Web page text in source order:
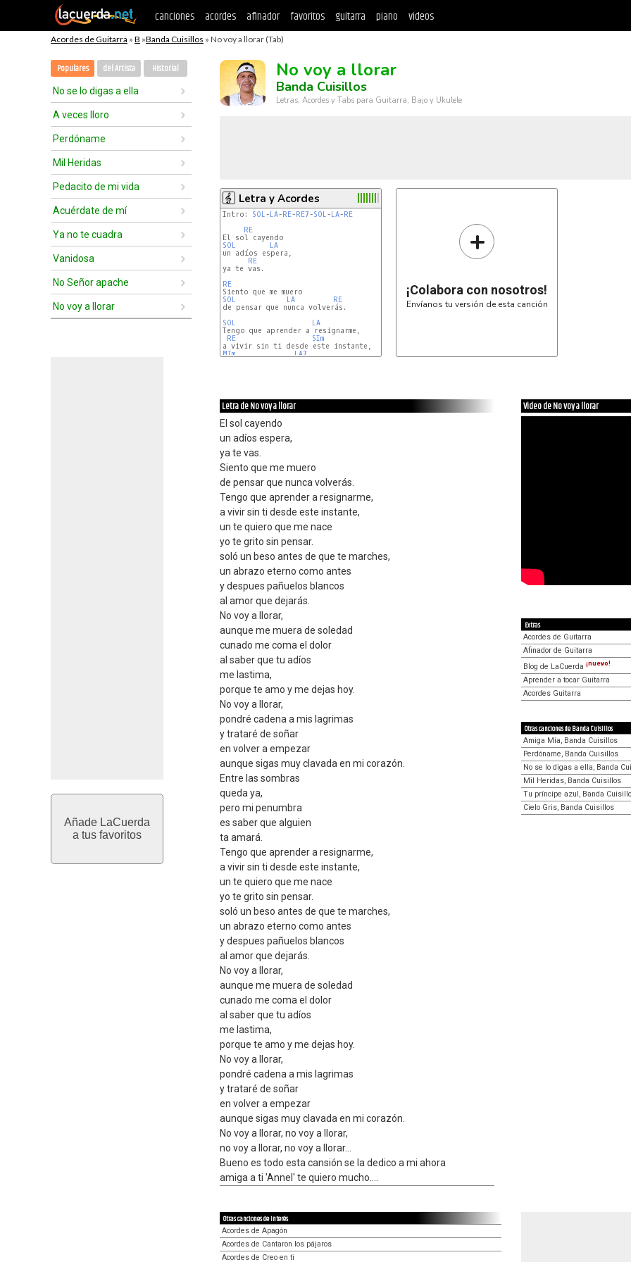
canciones acordes afinador favoritos guitarra piano videos
Acordes de Guitarra » B »Banda Cuisillos » No voy a llorar (Tab)
Populares del Artista Historial
No se lo digas a ella
A veces lloro
Perdóname
Mil Heridas
Pedacito de mi vida
Acuérdate de mí
Ya no te cuadra
Vanidosa
No Señor apache
No voy a llorar
Añade LaCuerda
a tus favoritos
No voy a llorar
Banda Cuisillos
Letras, Acordes y Tabs para Guitarra, Bajo y Ukulele
Letra y Acordes
Intro: SOL-LA-RE-RE7-SOL-LA-RE
RE
SOL
LA
un adíos espera,
RE
ya te vas.
RE
SOL
LA
RE
de pensar que nunca volverás.
SOL
LA
Tengo que aprender a resignarme,
RE
SIm
MIm
LA7
+
¡Colabora con nosotros!
Envíanos tu versión de esta canción
Letra de No voy a llorar
El sol cayendo
un adíos espera,
ya te vas.
Siento que me muero
de pensar que nunca volverás.
Tengo que aprender a resignarme,
a vivir sin ti desde este instante,
un te quiero que me nace
yo te grito sin pensar.
soló un beso antes de que te marches,
un abrazo eterno como antes
y despues pañuelos blancos
al amor que dejarás.
No voy a llorar,
aunque me muera de soledad
cunado me coma el dolor
al saber que tu adíos
me lastima,
porque te amo y me dejas hoy.
No voy a llorar,
pondré cadena a mis lagrimas
y trataré de soñar
en volver a empezar
aunque sigas muy clavada en mi corazón.
Entre las sombras
queda ya,
pero mi penumbra
es saber que alguien
ta amará.
Tengo que aprender a resignarme,
a vivir sin ti desde este instante,
un te quiero que me nace
yo te grito sin pensar.
soló un beso antes de que te marches,
un abrazo eterno como antes
y despues pañuelos blancos
al amor que dejarás.
No voy a llorar,
aunque me muera de soledad
cunado me coma el dolor
al saber que tu adíos
me lastima,
porque te amo y me dejas hoy.
No voy a llorar,
pondré cadena a mis lagrimas
y trataré de soñar
en volver a empezar
aunque sigas muy clavada en mi corazón.
No voy a llorar, no voy a llorar,
no voy a llorar, no voy a llorar...
Bueno es todo esta cansión se la dedico a mi ahora
amiga a ti 'Annel' te quiero mucho....
Video de No voy a llorar
Extras
Acordes de Guitarra
Afinador de Guitarra
Blog de LaCuerda ¡nuevo!
Aprender a tocar Guitarra
Acordes Guitarra
Otras canciones de Banda Cuisillos
Amiga Mía, Banda Cuisillos
Perdóname, Banda Cuisillos
No se lo digas a ella, Banda
Mil Heridas, Banda Cuisillos
Tu príncipe azul, Banda
Cielo Gris, Banda Cuisillos
Otras canciones de interés
Acordes de Apagón
Acordes de Cantaron los pájaros
Acordes de Creo en ti